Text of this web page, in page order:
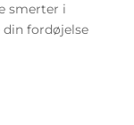
smerter i
fordøjelse